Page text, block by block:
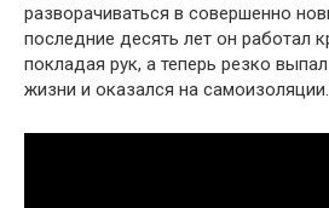
разворачиваться в совершенно
последние десять лет он работал
покладая рук, а теперь резко
жизни и оказался на самоизоляции.